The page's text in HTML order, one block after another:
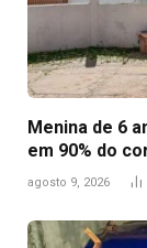
Menina de 6
em 90% do
agosto 9, 2026